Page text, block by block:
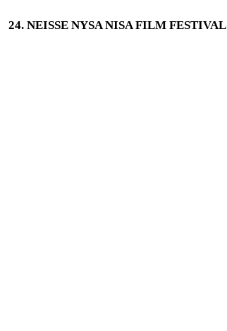
24. NEISSE NYSA NISA FILM FESTIVAL